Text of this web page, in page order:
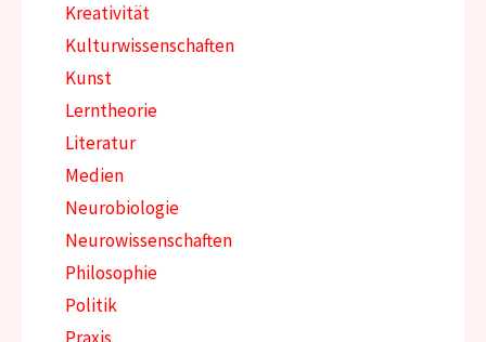
Kreativität
Kulturwissenschaften
Kunst
Lerntheorie
Literatur
Medien
Neurobiologie
Neurowissenschaften
Philosophie
Politik